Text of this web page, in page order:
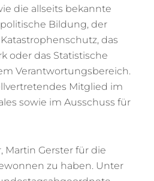
die allseits bekannte
Bildung, der
das
oder das Statistische
Verantwortungsbereich.
Mitglied im
sowie im Ausschuss für
Martin Gerster für die
zu haben. Unter